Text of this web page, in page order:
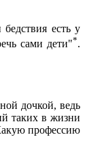
есть у
сами дети"*.
дочкой, ведь
таких в жизни
профессию